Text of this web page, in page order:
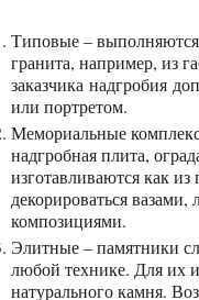
Типовые –
гранита, например, из
заказчика надгробия
или портретом.
Мемориальные
надгробная плита,
изготавливаются как
декорироваться
композициями.
Элитные – памятники
любой технике. Для их
натурального камня.